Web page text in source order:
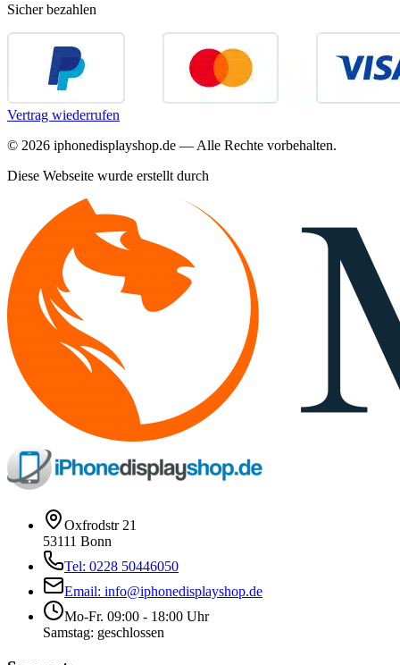
Sicher bezahlen
Vertrag wiederrufen
© 2026 iphonedisplayshop.de — Alle Rechte vorbehalten.
Diese Webseite wurde erstellt durch
Oxfrodstr 21
53111 Bonn
Tel: 0228 50446050
Email: info@iphonedisplayshop.de
Mo-Fr. 09:00 - 18:00 Uhr
Samstag: geschlossen